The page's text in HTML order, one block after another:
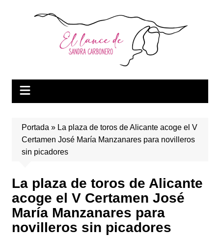
Portada » La plaza de toros de Alicante acoge el V
Certamen José María Manzanares para novilleros
sin picadores
La plaza de toros de Alicante
acoge el V Certamen José
María Manzanares para
novilleros sin picadores